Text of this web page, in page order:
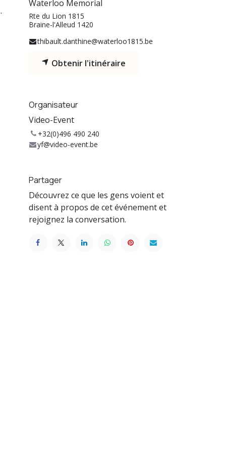
Waterloo Memorial
Rte du Lion 1815
Braine-l'Alleud 1420
thibault.danthine@waterloo1815.be
Obtenir l'itinéraire
Organisateur
Video-Event
+32(0)496 490 240
yf@video-event.be
Partager
Découvrez ce que les gens voient et
disent à propos de cet événement et
rejoignez la conversation.